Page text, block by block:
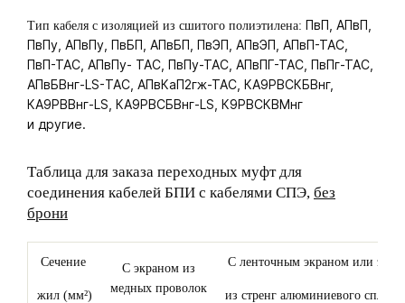
Тип кабеля с изоляцией из сшитого полиэтилена: ПвП, АПвП,
ПвПу, АПвПу, ПвБП, АПвБП, ПвЭП, АПвЭП, АПвП-ТАС,
ПвП-ТАС, АПвПу- ТАС, ПвПу-ТАС, АПвПГ-ТАС, ПвПг-ТАС,
АПвБВнг-LS-ТАС, АПвКаП2гж-ТАС, КА9РВСКБВнг,
КА9РВВнг-LS, КА9РВСБВнг-LS, К9РВСКВМнг
и другие.
Таблица для заказа переходных муфт для
соединения кабелей БПИ с кабелями СПЭ, без
брони
Сечение
жил (мм²)
С экраном из
медных проволок
С ленточным экраном или
из стренг алюминиевого